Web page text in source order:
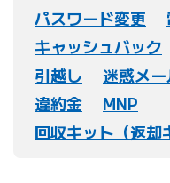
パスワード変更
キャッシュバック
引越し
迷惑メ
違約金
MNP
回収キット（返却